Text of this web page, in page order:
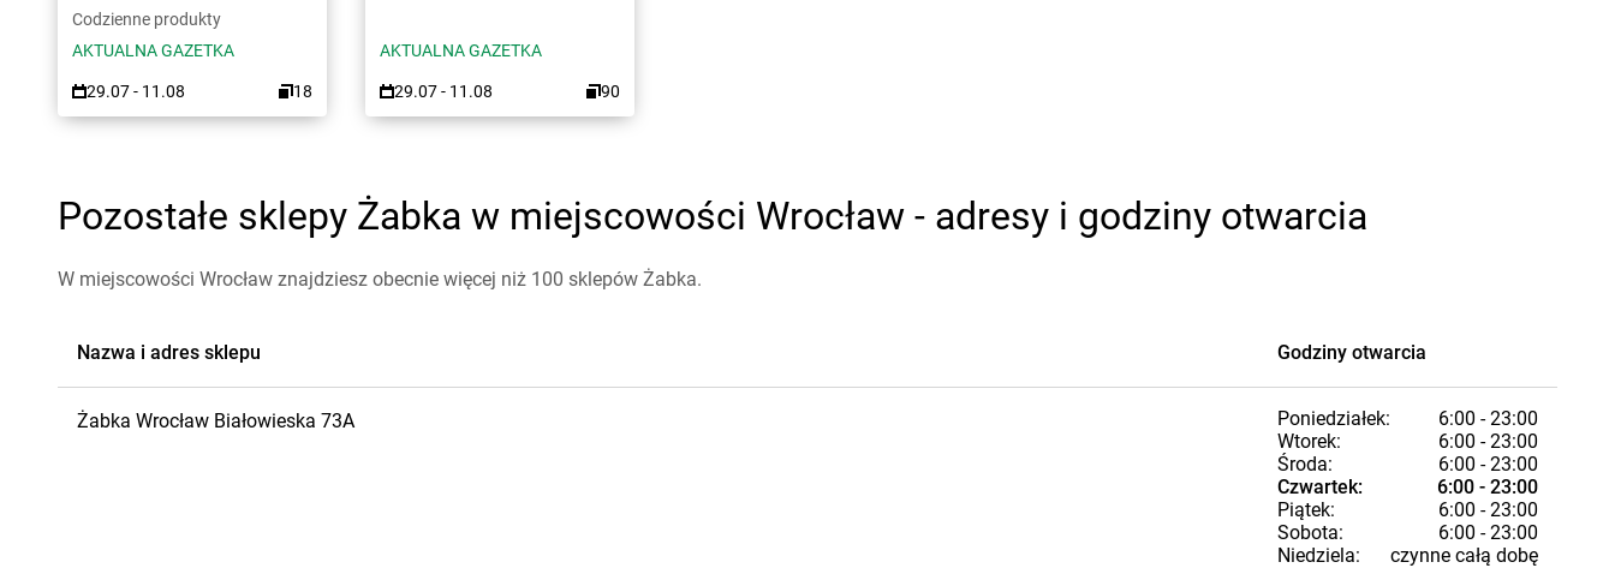
Codzienne produkty
AKTUALNA GAZETKA
29.07 - 11.08 18
AKTUALNA GAZETKA
29.07 - 11.08 90
Pozostałe sklepy Żabka w miejscowości Wrocław - adresy i godziny otwarcia
W miejscowości Wrocław znajdziesz obecnie więcej niż 100 sklepów Żabka.
Nazwa i adres sklepu Godziny otwarcia
Żabka Wrocław Białowieska 73A Poniedziałek:
6:00 - 23:00
Wtorek:
6:00 - 23:00
Środa:
6:00 - 23:00
Czwartek:
6:00 - 23:00
Piątek:
6:00 - 23:00
Sobota:
6:00 - 23:00
Niedziela:
czynne całą dobę